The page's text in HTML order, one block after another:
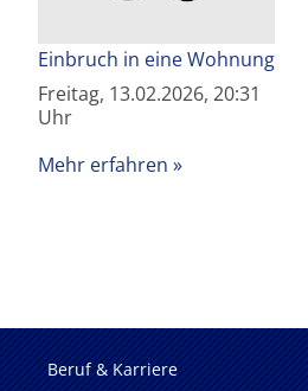
Einbruch in eine Wohnung
Freitag, 13.02.2026, 20:31
Uhr
Mehr erfahren
Beruf & Karriere